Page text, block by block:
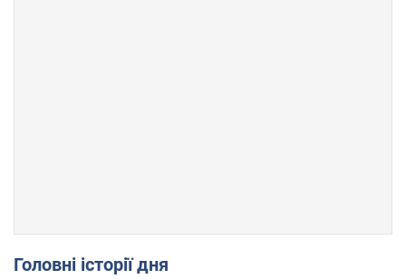
Головні історії дня